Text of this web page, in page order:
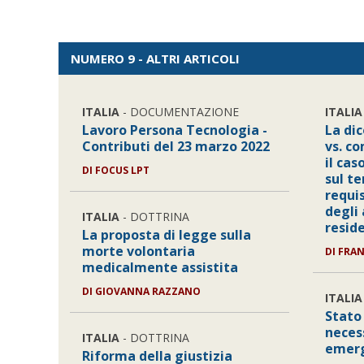
NUMERO 9 - ALTRI ARTICOLI
ITALIA - DOCUMENTAZIONE
Lavoro Persona Tecnologia -
Contributi del 23 marzo 2022
DI FOCUS LPT
ITALIA - DOTTRINA
La proposta di legge sulla
morte volontaria
medicalmente assistita
DI GIOVANNA RAZZANO
ITALIA - DOTTRINA
Riforma della giustizia
ITALIA
La
vs.
il
sul
degli
DI
ITALIA